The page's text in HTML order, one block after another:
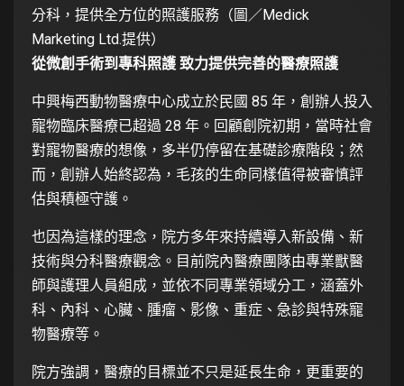
分科，提供全方位的照護服務（圖／Medick
Marketing Ltd.提供）
從微創手術到專科照護 致力提供完善的醫療照護
中興梅西動物醫療中心成立於民國 85 年，創辦人投入
寵物臨床醫療已超過 28 年。回顧創院初期，當時社會
對寵物醫療的想像，多半仍停留在基礎診療階段；然
而，創辦人始終認為，毛孩的生命同樣值得被審慎評
估與積極守護。
也因為這樣的理念，院方多年來持續導入新設備、新
技術與分科醫療觀念。目前院內醫療團隊由專業獸醫
師與護理人員組成，並依不同專業領域分工，涵蓋外
科、內科、心臟、腫瘤、影像、重症、急診與特殊寵
物醫療等。
院方強調，醫療的目標並不只是延長生命，更重要的